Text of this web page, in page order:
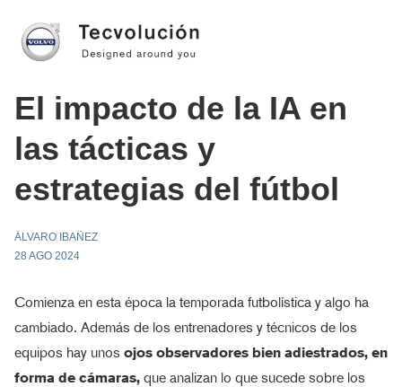
El impacto de la IA en
las tácticas y
estrategias del fútbol
ÁLVARO IBAÑEZ
28 AGO 2024
Comienza en esta época la temporada futbolística y algo ha
cambiado. Además de los entrenadores y técnicos de los
equipos hay unos ojos observadores bien adiestrados, en
forma de cámaras, que analizan lo que sucede sobre los